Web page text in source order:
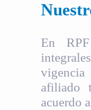
En
afiliado
acuerdo